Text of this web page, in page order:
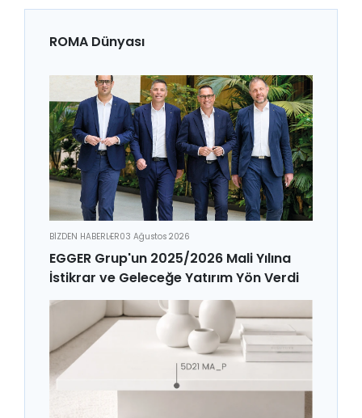
ROMA Dünyası
BİZDEN HABERLER03 Ağustos 2026
EGGER Grup'un 2025/2026 Mali Yılına
İstikrar ve Geleceğe Yatırım Yön Verdi